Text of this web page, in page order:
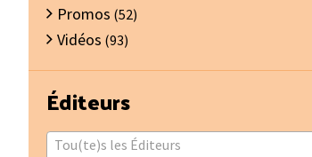
Promos (52)
Vidéos (93)
Éditeurs
Tou(te)s les Éditeurs